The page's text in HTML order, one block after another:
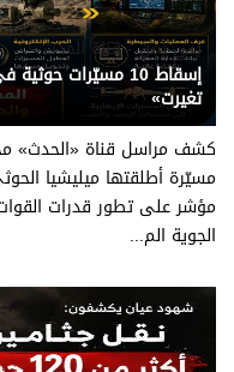
يني يمن - قناة الحدث
تغيرت»
مؤشر على تطور قدرات
الجوية الم...